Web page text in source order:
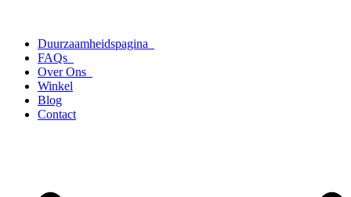
Duurzaamheidspagina
FAQs
Over Ons
Winkel
Blog
Contact